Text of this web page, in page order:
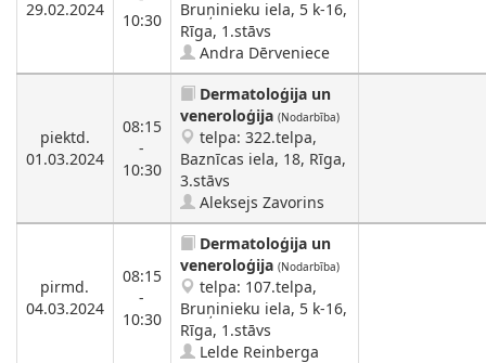
29.02.2024
10:30
Bruņinieku iela, 5 k-16,
Rīga, 1.stāvs
Andra Dērveniece
piektd.
01.03.2024
08:15
-
10:30
Dermatoloģija un
veneroloģija (Nodarbība)
telpa: 322.telpa,
Baznīcas iela, 18, Rīga,
3.stāvs
Aleksejs Zavorins
pirmd.
04.03.2024
08:15
-
10:30
Dermatoloģija un
veneroloģija (Nodarbība)
telpa: 107.telpa,
Bruņinieku iela, 5 k-16,
Rīga, 1.stāvs
Lelde Reinberga